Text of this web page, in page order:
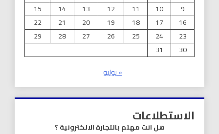
9
10
11
12
13
14
15
16
17
18
19
20
21
22
23
24
25
26
27
28
29
30
31
« يوليو
الاستطلاعات
هل انت مهتم بالتجارة الالكترونية ؟